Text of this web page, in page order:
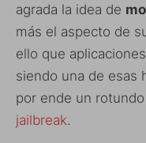
agrada la idea de
más el aspecto de
ello que
siendo una de esas
por ende un
jailbreak.